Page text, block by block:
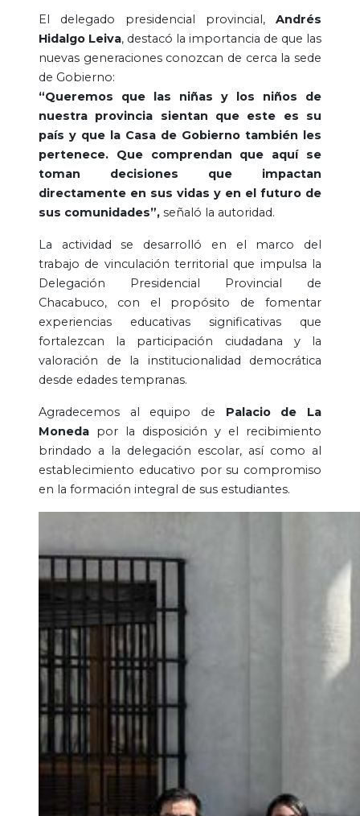
El delegado presidencial provincial, Andrés
Hidalgo Leiva, destacó la importancia de que las
nuevas generaciones conozcan de cerca la sede
de Gobierno:
“Queremos que las niñas y los niños de
nuestra provincia sientan que este es su
país y que la Casa de Gobierno también les
pertenece. Que comprendan que aquí se
toman decisiones que impactan
directamente en sus vidas y en el futuro de
sus comunidades”, señaló la autoridad.
La actividad se desarrolló en el marco del
trabajo de vinculación territorial que impulsa la
Delegación Presidencial Provincial de
Chacabuco, con el propósito de fomentar
experiencias educativas significativas que
fortalezcan la participación ciudadana y la
valoración de la institucionalidad democrática
desde edades tempranas.
Agradecemos al equipo de Palacio de La
Moneda por la disposición y el recibimiento
brindado a la delegación escolar, así como al
establecimiento educativo por su compromiso
en la formación integral de sus estudiantes.